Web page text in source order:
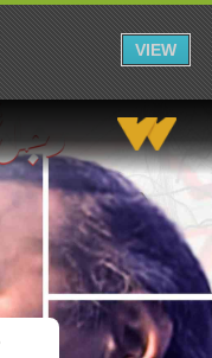
VIEW